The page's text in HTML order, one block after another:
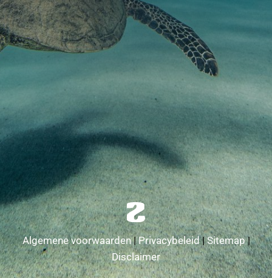
Algemene voorwaarden|Privacybeleid|Sitemap|
Disclaimer